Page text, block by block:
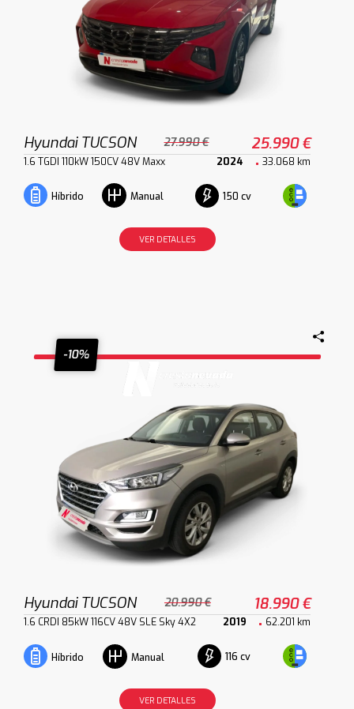
Hyundai TUCSON 27.990 € 25.990 €
1.6 TGDI 110kW 150CV 48V Maxx 2024 33.068 km
Híbrido Manual 150 cv
VER DETALLES
-10%
Hyundai TUCSON 20.990 € 18.990 €
1.6 CRDI 85kW 116CV 48V SLE Sky 4X2 2019 62.201 km
Híbrido Manual 116 cv
VER DETALLES